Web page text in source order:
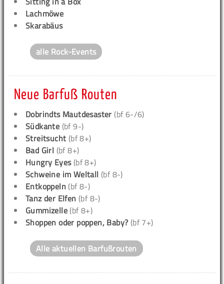
Lachmöwe
Skarabäus
alle Rock-Events
Neue Barfuß Routen
Dobrindts Mautdesaster (bf 6-/6)
Südkante (bf 9-)
Streitsucht (bf 8+)
Bad Girl (bf 8+)
Hungry Eyes(bf 8+)
Schweine im Weltall (bf 8-)
Entkoppeln (bf 8-)
Tanz der Elfen (bf 8-)
Gummizelle (bf 8+)
Shoppen oder poppen, Baby? (bf 7+)
Alle aktuellen Barfußrouten